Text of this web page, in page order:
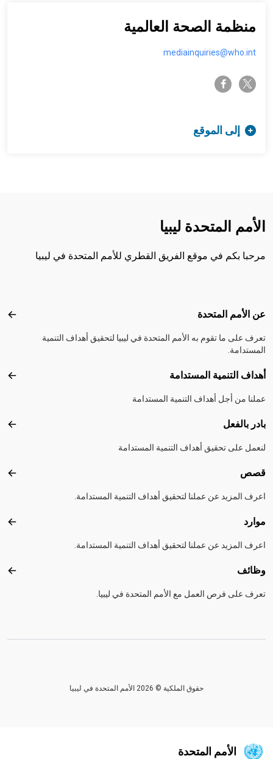
منظمة الصحة العالمية
mediainquiries@who.int
twitter-x
facebook-f
إلى الموقع
الأمم المتحدة ليبيا
مرحبا بكم في موقع الفريق القطري للأمم المتحدة في ليبيا
Footer menu
عن الأمم المتحدة عن
تعرف على ما تقوم به الأمم المتحدة في ليبيا لتحقيق أهداف التنمية
المستدامة.
أهداف التنمية المستدامة
عملنا من أجل أهداف التنمية المستدامة
بادر بالفعل
لنعمل على تحقيق أهداف التنمية المستدامة
قصص
اعرف المزيد عن عملنا لتحقيق أهداف التنمية المستدامة.
موارد
اعرف المزيد عن عملنا لتحقيق أهداف التنمية المستدامة.
وظائف
تعرف على فرص العمل مع الأمم المتحدة في ليبيا.
حقوق الملكية © 2026 الأمم المتحدة في ليبيا
الأمم المتحدة